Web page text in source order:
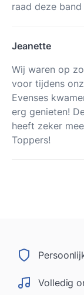
raad deze
Jeanette
Wij waren op
voor tijdens
Evenses
erg genieten!
heeft zeker
Toppers!
Volledig